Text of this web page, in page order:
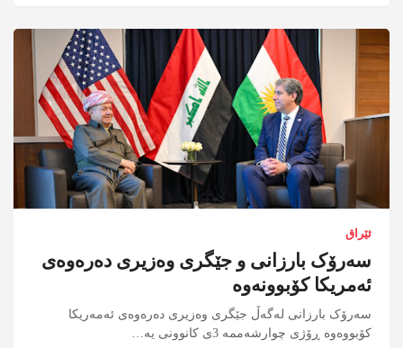
ئێراق
سەرۆک بارزانی و جێگری وەزیری دەرەوەی
ئەمریکا کۆبوونەوە
سەرۆک بارزانی لەگەڵ جێگری وەزیری دەرەوەی ئەمەریکا
کۆبووەوە ڕۆژی چوارشەممە 3ی کانوونی یە…